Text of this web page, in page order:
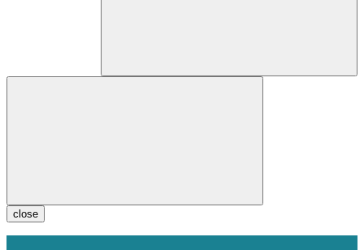
close